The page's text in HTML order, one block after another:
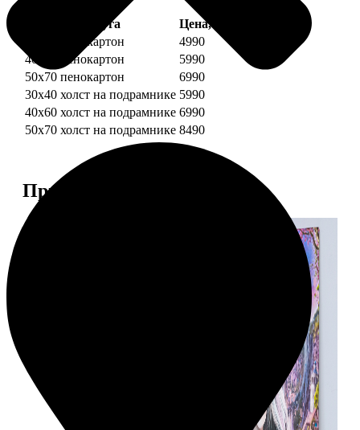
Услуга
Цена, руб.
30х40 пенокартон
4990
40х60 пенокартон
5990
50х70 пенокартон
6990
30х40 холст на подрамнике 5990
40х60 холст на подрамнике 6990
50х70 холст на подрамнике 8490
Примеры работ